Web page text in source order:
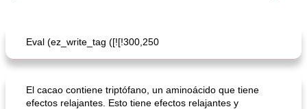
Eval (ez_write_tag ([![!300,250
El cacao contiene triptófano, un aminoácido que tiene
efectos relajantes. Esto tiene efectos relajantes y